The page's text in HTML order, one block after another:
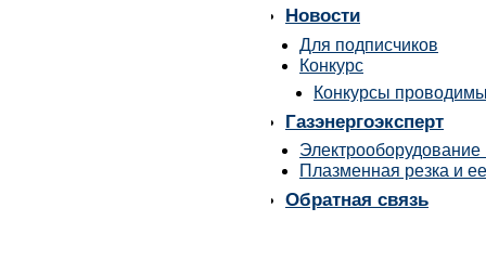
Новости
Для подписчиков
Конкурс
Конкурсы
Газэнергоэксперт
Плазменная резка и
Обратная связь